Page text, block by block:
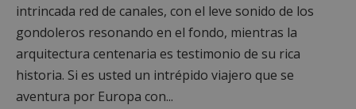
intrincada red de canales, con el leve sonido de los
gondoleros resonando en el fondo, mientras la
arquitectura centenaria es testimonio de su rica
historia. Si es usted un intrépido viajero que se
aventura por Europa con...